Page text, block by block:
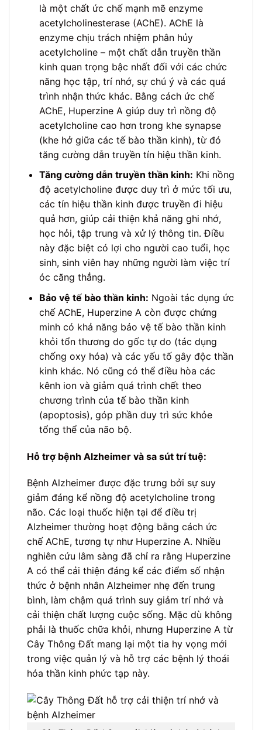
là một chất ức chế mạnh mẽ enzyme
acetylcholinesterase (AChE). AChE là
enzyme chịu trách nhiệm phân hủy
acetylcholine – một chất dẫn truyền thần
kinh quan trọng bậc nhất đối với các chức
năng học tập, trí nhớ, sự chú ý và các quá
trình nhận thức khác. Bằng cách ức chế
AChE, Huperzine A giúp duy trì nồng độ
acetylcholine cao hơn trong khe synapse
(khe hở giữa các tế bào thần kinh), từ đó
tăng cường dẫn truyền tín hiệu thần kinh.
Tăng cường dẫn truyền thần kinh: Khi nồng
độ acetylcholine được duy trì ở mức tối ưu,
các tín hiệu thần kinh được truyền đi hiệu
quả hơn, giúp cải thiện khả năng ghi nhớ,
học hỏi, tập trung và xử lý thông tin. Điều
này đặc biệt có lợi cho người cao tuổi, học
sinh, sinh viên hay những người làm việc trí
óc căng thẳng.
Bảo vệ tế bào thần kinh: Ngoài tác dụng ức
chế AChE, Huperzine A còn được chứng
minh có khả năng bảo vệ tế bào thần kinh
khỏi tổn thương do gốc tự do (tác dụng
chống oxy hóa) và các yếu tố gây độc thần
kinh khác. Nó cũng có thể điều hòa các
kênh ion và giảm quá trình chết theo
chương trình của tế bào thần kinh
(apoptosis), góp phần duy trì sức khỏe
tổng thể của não bộ.
Hỗ trợ bệnh Alzheimer và sa sút trí tuệ:
Bệnh Alzheimer được đặc trưng bởi sự suy
giảm đáng kể nồng độ acetylcholine trong
não. Các loại thuốc hiện tại để điều trị
Alzheimer thường hoạt động bằng cách ức
chế AChE, tương tự như Huperzine A. Nhiều
nghiên cứu lâm sàng đã chỉ ra rằng Huperzine
A có thể cải thiện đáng kể các điểm số nhận
thức ở bệnh nhân Alzheimer nhẹ đến trung
bình, làm chậm quá trình suy giảm trí nhớ và
cải thiện chất lượng cuộc sống. Mặc dù không
phải là thuốc chữa khỏi, nhưng Huperzine A từ
Cây Thông Đất mang lại một tia hy vọng mới
trong việc quản lý và hỗ trợ các bệnh lý thoái
hóa thần kinh phức tạp này.